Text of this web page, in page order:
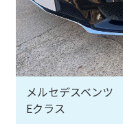
メルセデスベンツ
Eクラス